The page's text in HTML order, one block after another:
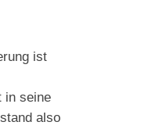
ist
in seine
also